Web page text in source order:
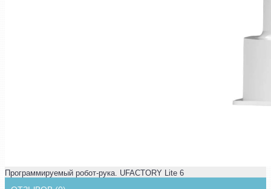
Программируемый робот-рука. UFACTORY Lite 6